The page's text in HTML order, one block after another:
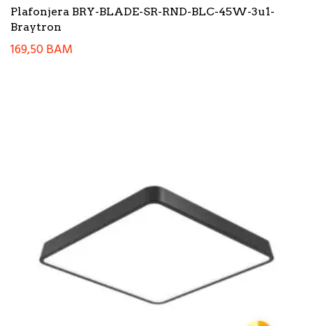
Plafonjera BRY-BLADE-SR-RND-BLC-45W-3u1-
Braytron
169,50BAM